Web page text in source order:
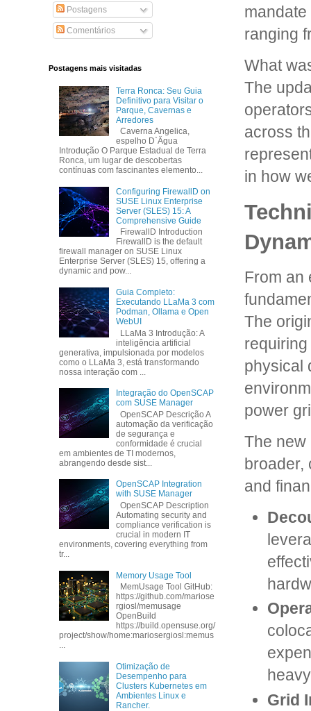
ranging
What
The
across
in how
From an
The
physical
power
The new
broader,
and
Grid
Postagens
Comentários
Postagens mais visitadas
Terra Ronca: Seu Guia
Definitivo para Visitar o
Parque, Cavernas e
Arredores
Caverna Angelica,
espelho D`Ägua
Introdução O Parque Estadual de Terra
Ronca, um lugar de descobertas
contínuas com fascinantes elemento...
Configuring FirewallD on
SUSE Linux Enterprise
Server (SLES) 15: A
Comprehensive Guide
FirewallD Introduction
FirewallD is the default
firewall manager on SUSE Linux
Enterprise Server (SLES) 15, offering a
dynamic and pow...
Guia Completo:
Executando LLaMa 3 com
Podman, Ollama e Open
WebUI
LLaMa 3 Introdução: A
inteligência artificial
generativa, impulsionada por modelos
como o LLaMa 3, está transformando
nossa interação com ...
Integração do OpenSCAP
com SUSE Manager
OpenSCAP Descrição A
automação da verificação
de segurança e
conformidade é crucial
em ambientes de TI modernos,
abrangendo desde sist...
OpenSCAP Integration
with SUSE Manager
OpenSCAP Description
Automating security and
compliance verification is
crucial in modern IT
environments, covering everything from
tr...
Memory Usage Tool
MemUsage Tool GitHub:
https://github.com/mariose
rgiosl/memusage
OpenBuild
https://build.opensuse.org/
project/show/home:mariosergiosl:memus
...
Otimização de
Desempenho para
Clusters Kubernetes em
Ambientes Linux e
Rancher.